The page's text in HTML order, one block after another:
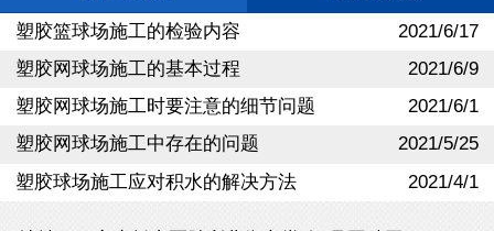
2021/6/17
塑胶篮球场施工的检验内容
2021/6/9
塑胶网球场施工的基本过程
2021/6/1
塑胶网球场施工时要注意的细节问题
2021/5/25
塑胶网球场施工中存在的问题
2021/4/1
塑胶球场施工应对积水的解决方法